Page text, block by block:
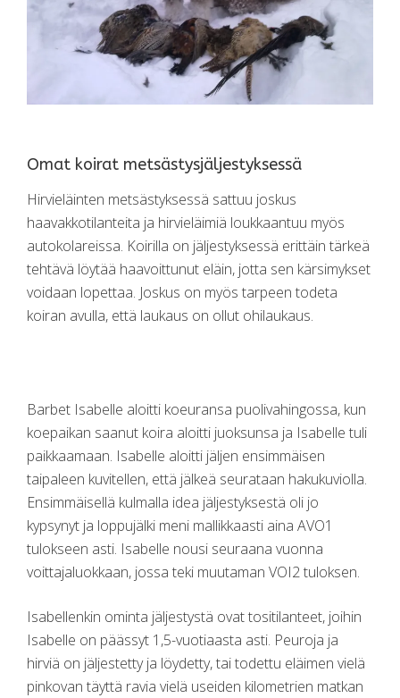
Omat koirat metsästysjäljestyksessä
Hirvieläinten metsästyksessä sattuu joskus
haavakkotilanteita ja hirvieläimiä loukkaantuu myös
autokolareissa. Koirilla on jäljestyksessä erittäin tärkeä
tehtävä löytää haavoittunut eläin, jotta sen kärsimykset
voidaan lopettaa. Joskus on myös tarpeen todeta
koiran avulla, että laukaus on ollut ohilaukaus.
Barbet Isabelle aloitti koeuransa puolivahingossa, kun
koepaikan saanut koira aloitti juoksunsa ja Isabelle tuli
paikkaamaan. Isabelle aloitti jäljen ensimmäisen
taipaleen kuvitellen, että jälkeä seurataan hakukuviolla.
Ensimmäisellä kulmalla idea jäljestyksestä oli jo
kypsynyt ja loppujälki meni mallikkaasti aina AVO1
tulokseen asti. Isabelle nousi seuraana vuonna
voittajaluokkaan, jossa teki muutaman VOI2 tuloksen.
Isabellenkin ominta jäljestystä ovat tositilanteet, joihin
Isabelle on päässyt 1,5-vuotiaasta asti. Peuroja ja
hirviä on jäljestetty ja löydetty, tai todettu eläimen vielä
pinkovan täyttä ravia vielä useiden kilometrien matkan